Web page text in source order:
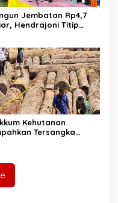
Jembatan Rp4,7
Hendrajoni Titip
Kehutanan
Tersangka